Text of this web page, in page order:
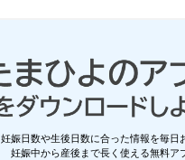
妊娠日数や生後日数に合った情報を毎日
妊娠中から産後まで長く使える無料ア